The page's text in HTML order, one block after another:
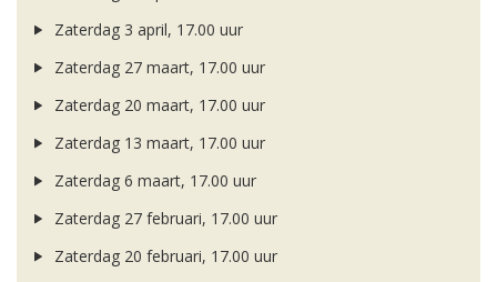
Zaterdag 3 april, 17.00 uur
Zaterdag 27 maart, 17.00 uur
Zaterdag 20 maart, 17.00 uur
Zaterdag 13 maart, 17.00 uur
Zaterdag 6 maart, 17.00 uur
Zaterdag 27 februari, 17.00 uur
Zaterdag 20 februari, 17.00 uur